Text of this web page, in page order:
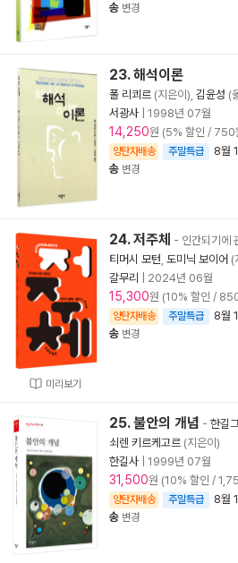
송 변경
23. 해석이론
폴 리쾨르 (지은이), 김윤성 (
서광사
1998년 07월
14,250원 (5% 할인 / 750
양탄자배송 주말특급 8월
송 변경
미리보기
24. 저주체 - 인간되기에
티머시 모턴 도미닉 보이어 (
갈무리
2024년 06월
15,300원 (10% 할인 /
양탄자배송 주말특급 8월
송 변경
25. 불안의 개념 - 한길
쇠렌 키르케고르 (지은이)
한길사
1999년 07월
31,500원 (10% 할인 /
양탄자배송 주말특급 8월
송 변경